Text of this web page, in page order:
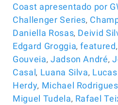
Coast apresentado por
Challenger Series,
Daniella Rosas, Deivid
Edgard Groggia,featured,
Gouveia, Jadson André,
Casal, Luana Silva,
Herdy, Michael Rodrigues
Miguel Tudela, Rafael